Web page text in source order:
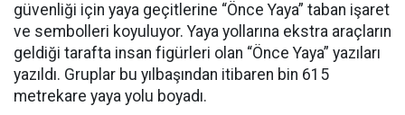
güvenliği için yaya geçitlerine “Önce Yaya” taban işaret
ve sembolleri koyuluyor. Yaya yollarına ekstra araçların
geldiği tarafta insan figürleri olan “Önce Yaya” yazıları
yazıldı. Gruplar bu yılbaşından itibaren bin 615
metrekare yaya yolu boyadı.